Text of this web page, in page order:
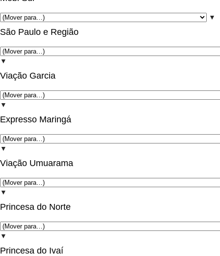
▼
São Paulo e Região
▼
Viação Garcia
▼
Expresso Maringá
▼
Viação Umuarama
▼
Princesa do Norte
▼
Princesa do Ivaí